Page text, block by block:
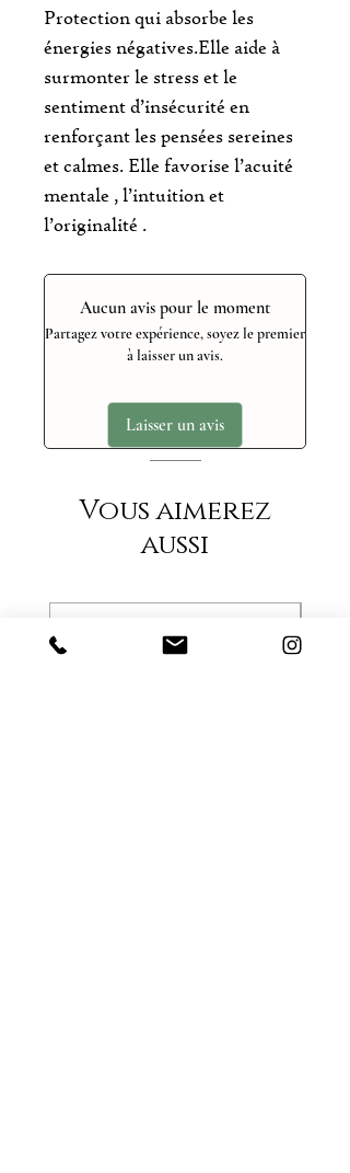
Protection qui absorbe les
énergies négatives.Elle aide à
surmonter le stress et le
sentiment d’insécurité en
renforçant les pensées sereines
et calmes. Elle favorise l’acuité
mentale , l’intuition et
l’originalité .
Aucun avis pour le moment
Partagez votre expérience, soyez le premier
à laisser un avis.
Laisser un avis
Vous aimerez
aussi